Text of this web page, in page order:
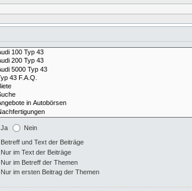
Ja Nein
Betreff und Text der Beiträge
Nur im Text der Beiträge
Nur im Betreff der Themen
Nur im ersten Beitrag der Themen